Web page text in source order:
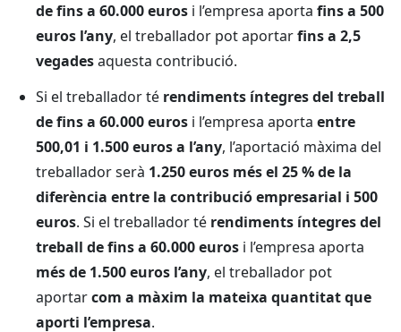
de fins a 60.000 euros i l’empresa aporta fins a 500
euros l’any, el treballador pot aportarfins a 2,5
vegadesaquesta contribució.
Si el treballador té rendiments íntegres del treball
de fins a 60.000 euros i l’empresa aporta entre
500,01 i 1.500 euros a l’any, l’aportació màxima del
treballador serà 1.250 euros més el 25 % de la
diferència entre la contribució empresarial i 500
euros. Si el treballador té rendiments íntegres del
treball de fins a 60.000 euros i l’empresa aporta
més de 1.500 euros l’any, el treballador pot
aportarcom a màxim la mateixa quantitat que
aporti l’empresa.